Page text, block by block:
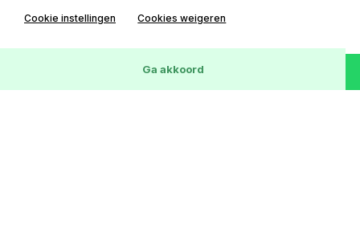
stoelventilatie / parkeersensoren
Bouwjaar:08-06-2006
154812 km
Brandstof:Benzine
Cookie instellingen Cookies weigeren
Ga akkoord